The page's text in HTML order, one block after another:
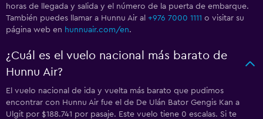
horas de llegada y salida y el número de la puerta de embarque.
También puedes llamar a Hunnu Air al +976 7000 1111 o visitar su
página web en hunnuair.com/en.
¿Cuál es el vuelo nacional más barato de
Hunnu Air?
El vuelo nacional de ida y vuelta más barato que pudimos
encontrar con Hunnu Air fue el de De Ulán Bator Gengis Kan a
Ulgit por $188.741 por pasaje. Este vuelo tiene 0 escalas. Si te